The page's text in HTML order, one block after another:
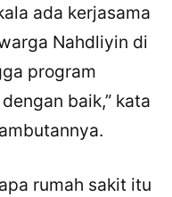
ada kerjasama
Nahdliyin di
program
baik,” kata
rumah sakit itu